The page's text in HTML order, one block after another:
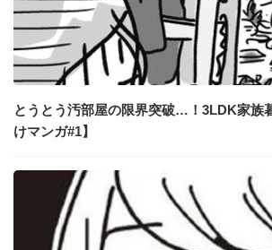
とうとう汚部屋の限界突破…！3LDK家族
けマンガ#1】